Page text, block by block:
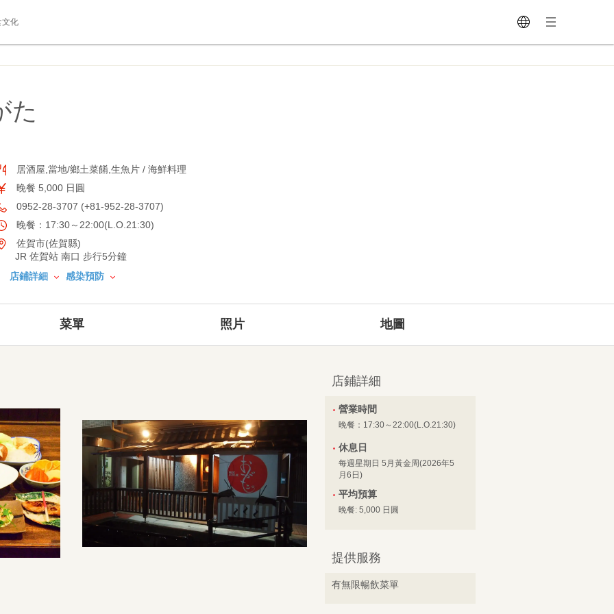
文化
た
居酒屋,當地/鄉土菜餚,生魚片 / 海鮮料理
晚餐 5,000 日圓
0952-28-3707 (+81-952-28-3707)
晚餐：17:30～22:00(L.O.21:30)
佐賀市(佐賀縣)
JR 佐賀站 南口 步行5分鐘
店鋪詳細
感染預防
菜單 照片 地圖
店鋪詳細
營業時間
晚餐：17:30～22:00(L.O.21:30)
休息日
每週星期日 5月黃金周(2026年5
月6日)
平均預算
晚餐: 5,000 日圓
提供服務
有無限暢飲菜單